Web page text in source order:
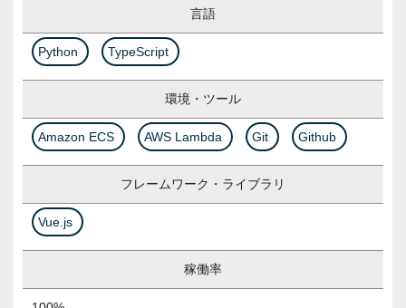
言語
Python TypeScript
環境・ツール
Amazon ECS AWS Lambda Git Github
フレームワーク・ライブラリ
Vue.js
稼働率